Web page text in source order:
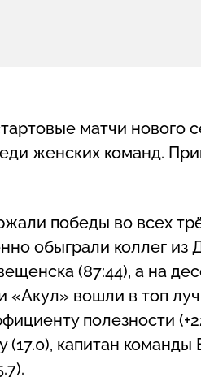
матчи нового
женских команд.
победы во всех
обыграли коллег из
(87:44), а на
«Акул» вошли в топ
полезности
(17.0), капитан